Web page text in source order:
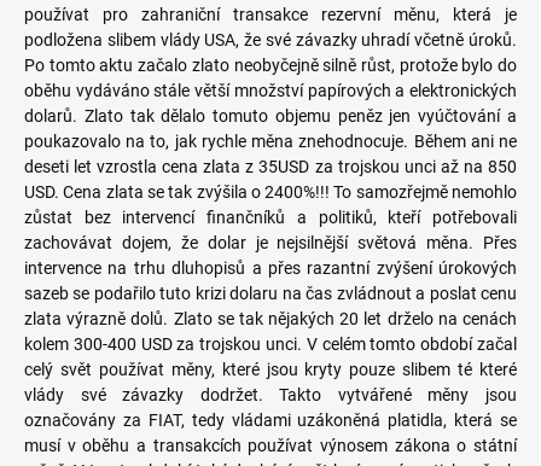
používat pro zahraniční transakce rezervní měnu, která je
podložena slibem vlády USA, že své závazky uhradí včetně úroků.
Po tomto aktu začalo zlato neobyčejně silně růst, protože bylo do
oběhu vydáváno stále větší množství papírových a elektronických
dolarů. Zlato tak dělalo tomuto objemu peněz jen vyúčtování a
poukazovalo na to, jak rychle měna znehodnocuje. Během ani ne
deseti let vzrostla cena zlata z 35USD za trojskou unci až na 850
USD. Cena zlata se tak zvýšila o 2400%!!! To samozřejmě nemohlo
zůstat bez intervencí finančníků a politiků, kteří potřebovali
zachovávat dojem, že dolar je nejsilnější světová měna. Přes
intervence na trhu dluhopisů a přes razantní zvýšení úrokových
sazeb se podařilo tuto krizi dolaru na čas zvládnout a poslat cenu
zlata výrazně dolů. Zlato se tak nějakých 20 let drželo na cenách
kolem 300-400 USD za trojskou unci. V celém tomto období začal
celý svět používat měny, které jsou kryty pouze slibem té které
vlády své závazky dodržet. Takto vytvářené měny jsou
označovány za FIAT, tedy vládami uzákoněná platidla, která se
musí v oběhu a transakcích používat výnosem zákona o státní